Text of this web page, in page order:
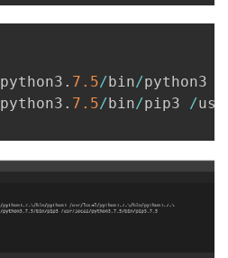
python3 . 7.5/bin/python3
python3 . 7.5/bin/pip3 /usr